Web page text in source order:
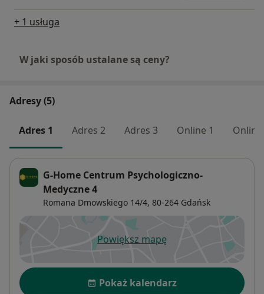
+ 1 usługa
W jaki sposób ustalane są ceny?
Adresy (5)
Adres 1 Adres 2 Adres 3 Online 1 Online
G-Home Centrum Psychologiczno-
Medyczne 4
Romana Dmowskiego 14/4, 80-264 Gdańsk
Powiększ mapęotwiera się w nowej karcie
Dostępność
Pokaż kalendarz